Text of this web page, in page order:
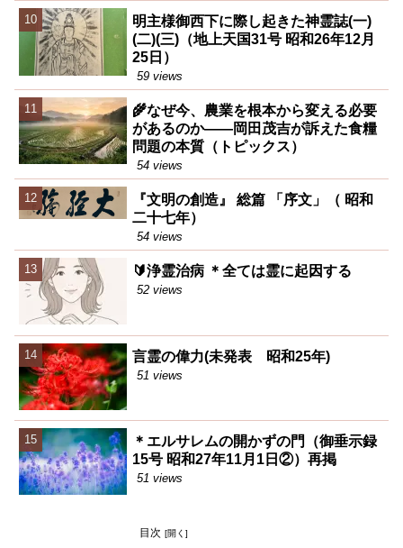
明主様御西下に際し起きた神霊誌(一)
(二)(三)（地上天国31号 昭和26年12月
25日）
59 views
🌾なぜ今、農業を根本から変える必要
があるのか――岡田茂吉が訴えた食糧
問題の本質（トピックス）
54 views
『文明の創造』 総篇 「序文」（ 昭和
二十七年）
54 views
🔰浄霊治病 ＊全ては霊に起因する
52 views
言霊の偉力(未発表 昭和25年)
51 views
＊エルサレムの開かずの門（御垂示録
15号 昭和27年11月1日②）再掲
51 views
目次